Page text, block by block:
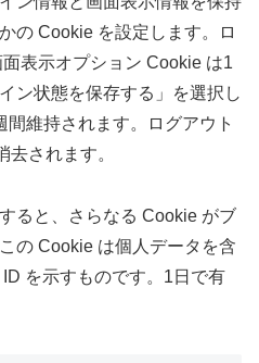
の Cookie を設定します。ロ
表示オプション Cookie は1
ン状態を保存する」を選択し
維持されます。ログアウト
されます。
ると、さらなる Cookie がブ
の Cookie は個人データを含
を示すものです。1日で有